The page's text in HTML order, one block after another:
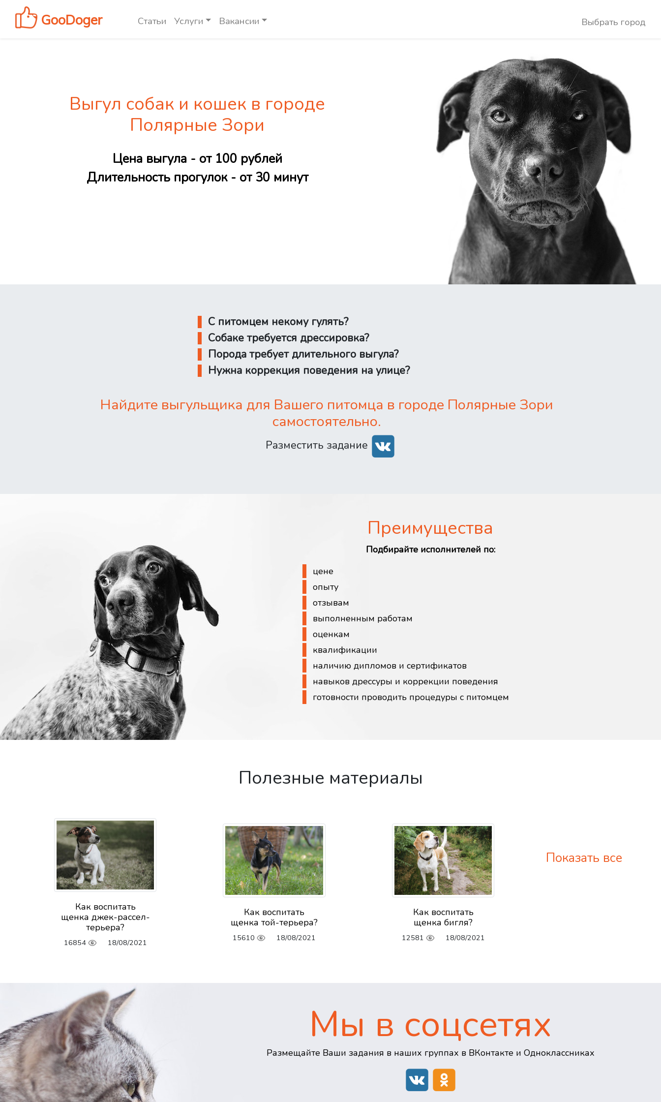
GooDoger Статьи Услуги Вакансии Выбрать город
Выгул собак и кошек в городе
Полярные Зори
Цена выгула - от 100 рублей
Длительность прогулок - от 30 минут
С питомцем некому гулять?
Собаке требуется дрессировка?
Порода требует длительного выгула?
Нужна коррекция поведения на улице?
Найдите выгульщика для Вашего питомца в городе Полярные Зори
самостоятельно.
Разместить задание
Преимущества
Подбирайте исполнителей по:
цене
опыту
отзывам
выполненным работам
оценкам
квалификации
наличию дипломов и сертификатов
навыков дрессуры и коррекции поведения
готовности проводить процедуры с питомцем
Полезные материалы
Как воспитать
щенка джек-рассел-
терьера?
16854 18/08/2021
Как воспитать
щенка той-терьера?
15610 18/08/2021
Как воспитать
щенка бигля?
12581 18/08/2021
Показать все
Мы в соцсетях
Размещайте Ваши задания в наших группах в ВКонтакте и Одноклассниках